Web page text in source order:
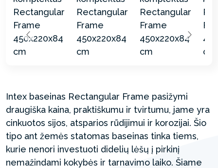
Intex baseinas Rectangular Frame pasižymi
draugiška kaina, praktiškumu ir tvirtumu, jame yra
cinkuotos sijos, atsparios rūdijimui ir korozijai. Šio
tipo ant žemės statomas baseinas tinka tiems,
kurie nenori investuoti didelių lėšų į pirkinį
nemažindami kokybės ir tarnavimo laiko. Šiame